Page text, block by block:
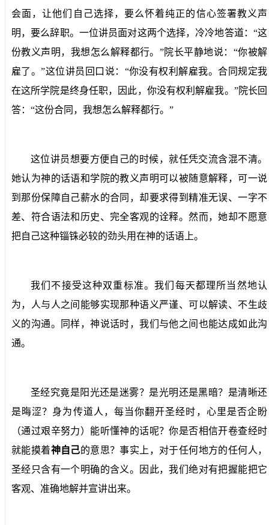
会面，让他们自己选择，要么怀着纯正的信心签署教义声
明，要么辞职。一位讲员面对这两个选择，冷冷地答道：“这
份教义声明，我想怎么解释都行。”院长平静地说：“你被解
雇了。”这位讲员回口说：“你没有权利解雇我。合同规定我
在这所学院是终身任职，因此，你没有权利解雇我。”院长回
答：“这份合同，我想怎么解释都行。”
这位讲员想要方便自己的时候，就任凭交流含混不清。
她认为神的话语和学院的教义声明可以被随意解释，可一说
到那份保障自己薪水的合同，却要求得到精准无误、一字不
差、符合语法和历史、完全客观的诠释。然而，她却不愿意
把自己这种锱铢必较的劲头用在神的话语上。
我们不接受这种双重标准。我们每天都理所当然地认
为，人与人之间能够实现那种语义严谨、可以解读、不生歧
义的沟通。同样，神说话时，我们与他之间也能达成如此沟
通。
圣经究竟是阳光还是迷雾？是光明还是黑暗？是清晰还
是晦涩？身为传道人，每当你翻开圣经时，心里是否企盼
（通过艰辛努力）能听懂神的话呢？你是否相信开卷查经时
就能摸着神自己的意思？事实上，对于任何地方的任何人，
圣经只含有一个明确的含义。因此，我们绝对有把握能把它
客观、准确地解并宣讲出来。